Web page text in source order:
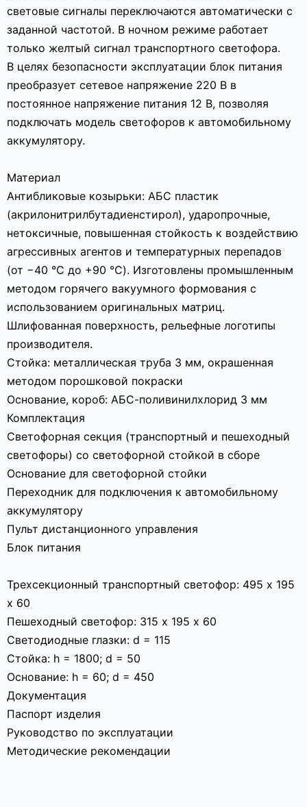
световые сигналы переключаются автоматически с
заданной частотой. В ночном режиме работает
только желтый сигнал транспортного светофора.
В целях безопасности эксплуатации блок питания
преобразует сетевое напряжение 220 В в
постоянное напряжение питания 12 В, позволяя
подключать модель светофоров к автомобильному
аккумулятору.
Материал
Антибликовые козырьки: АБС пластик
(акрилонитрилбутадиенстирол), ударопрочные,
нетоксичные, повышенная стойкость к воздействию
агрессивных агентов и температурных перепадов
(от −40 °C до +90 °C). Изготовлены промышленным
методом горячего вакуумного формования с
использованием оригинальных матриц.
Шлифованная поверхность, рельефные логотипы
производителя.
Стойка: металлическая труба 3 мм, окрашенная
методом порошковой покраски
Основание, короб: АБС-поливинилхлорид 3 мм
Комплектация
Светофорная секция (транспортный и пешеходный
светофоры) со светофорной стойкой в сборе
Основание для светофорной стойки
Переходник для подключения к автомобильному
аккумулятору
Пульт дистанционного управления
Блок питания
Трехсекционный транспортный светофор: 495 х 195
х 60
Пешеходный светофор: 315 х 195 х 60
Светодиодные глазки: d = 115
Стойка: h = 1800; d = 50
Основание: h = 60; d = 450
Документация
Паспорт изделия
Руководство по эксплуатации
Методические рекомендации